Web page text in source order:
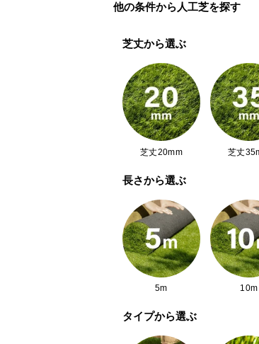
田畑の通路
耐久性抜群
他の条件から人工芝を探す
芝丈から選ぶ
芝丈20mm 芝丈
長さから選ぶ
5m 10m
タイプから選ぶ